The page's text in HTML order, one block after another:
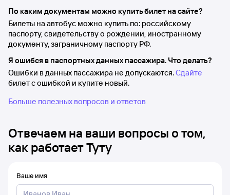
По каким документам можно купить билет на сайте?
Билеты на автобус можно купить по: российскому
паспорту, свидетельству о рождении, иностранному
документу, заграничному паспорту РФ.
Я ошибся в паспортных данных пассажира. Что делать?
Ошибки в данных пассажира не допускаются.Сдайте
билет с ошибкой и купите новый.
Больше полезных вопросов и ответов
Отвечаем на ваши вопросы о том,
как работает Туту
Ваше имя